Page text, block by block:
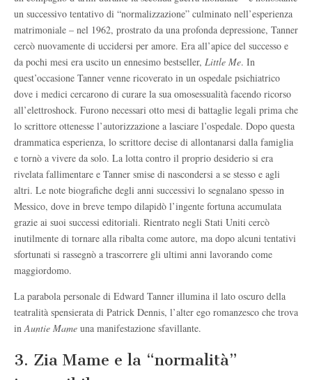
un successivo tentativo di “normalizzazione” culminato nell’esperienza
matrimoniale – nel 1962, prostrato da una profonda depressione, Tanner
cercò nuovamente di uccidersi per amore. Era all’apice del successo e
da pochi mesi era uscito un ennesimo bestseller, Little Me. In
quest’occasione Tanner venne ricoverato in un ospedale psichiatrico
dove i medici cercarono di curare la sua omosessualità facendo ricorso
all’elettroshock. Furono necessari otto mesi di battaglie legali prima che
lo scrittore ottenesse l’autorizzazione a lasciare l’ospedale. Dopo questa
drammatica esperienza, lo scrittore decise di allontanarsi dalla famiglia
e tornò a vivere da solo. La lotta contro il proprio desiderio si era
rivelata fallimentare e Tanner smise di nascondersi a se stesso e agli
altri. Le note biografiche degli anni successivi lo segnalano spesso in
Messico, dove in breve tempo dilapidò l’ingente fortuna accumulata
grazie ai suoi successi editoriali. Rientrato negli Stati Uniti cercò
inutilmente di tornare alla ribalta come autore, ma dopo alcuni tentativi
sfortunati si rassegnò a trascorrere gli ultimi anni lavorando come
maggiordomo.
La parabola personale di Edward Tanner illumina il lato oscuro della
teatralità spensierata di Patrick Dennis, l’alter ego romanzesco che trova
in Auntie Mame una manifestazione sfavillante.
3. Zia Mame e la “normalità”